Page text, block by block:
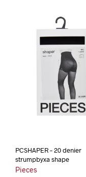
PCSHAPER – 20 denier
strumpbyxa shape
Pieces